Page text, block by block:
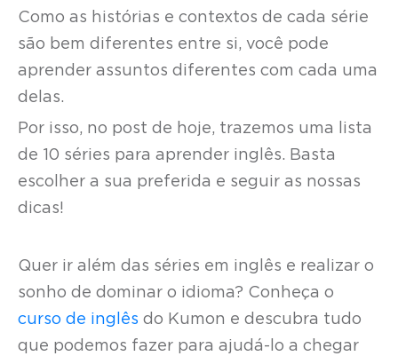
Como as histórias e contextos de cada série
são bem diferentes entre si, você pode
aprender assuntos diferentes com cada uma
delas.
Por isso, no post de hoje, trazemos uma lista
de 10 séries para aprender inglês. Basta
escolher a sua preferida e seguir as nossas
dicas!
Quer ir além das séries em inglês e realizar o
sonho de dominar o idioma? Conheça o
curso de inglês do Kumon e descubra tudo
que podemos fazer para ajudá-lo a chegar